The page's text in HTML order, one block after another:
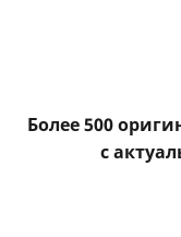
Более 500
с